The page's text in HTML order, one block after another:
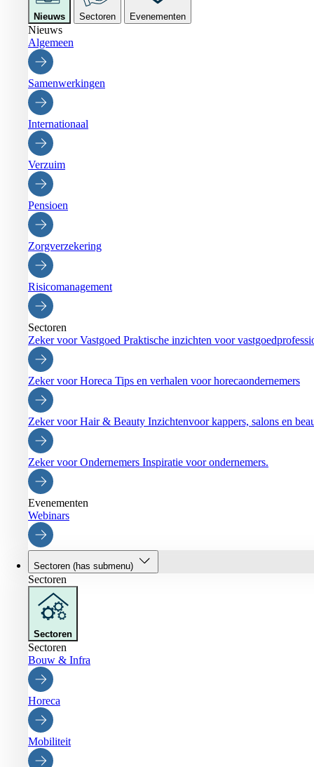
Nieuws Sectoren Evenementen
Nieuws
Algemeen
Samenwerkingen
Internationaal
Verzuim
Pensioen
Zorgverzekering
Risicomanagement
Sectoren
Zeker voor Vastgoed Praktische inzichten voor
Zeker voor Horeca Tips en verhalen voor horecaondernemers
Zeker voor Hair & Beauty Inzichtenvoor kappers, salons en
Zeker voor Ondernemers Inspiratie voor ondernemers.
Evenementen
Webinars
Sectoren (has submenu)
Sectoren
Sectoren
Sectoren
Bouw & Infra
Horeca
Mobiliteit